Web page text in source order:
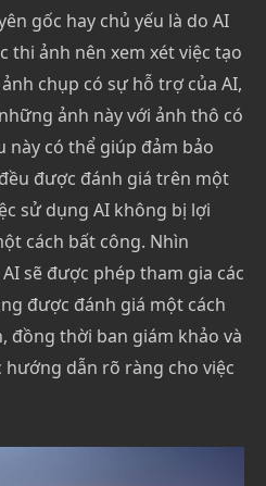
gốc hay chủ yếu là do AI
thi ảnh nên xem xét việc tạo
chụp có sự hỗ trợ của AI,
ảnh này với ảnh thô có
có thể giúp đảm bảo
được đánh giá trên một
sử dụng AI không bị lợi
cách bất công. Nhìn
sẽ được phép tham gia các
được đánh giá một cách
đồng thời ban giám khảo và
dẫn rõ ràng cho việc